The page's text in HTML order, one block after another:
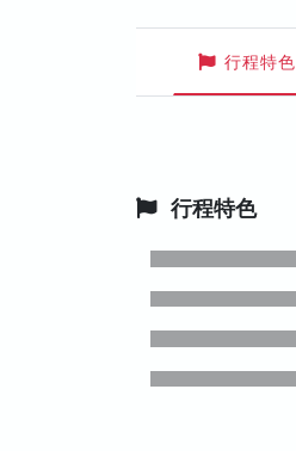
行程特色
行程特色